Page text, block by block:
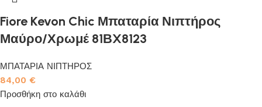
Fiore Kevon Chic Μπαταρία Νιπτήρος
Μαύρο/Χρωμέ 81ΒX8123
ΜΠΑΤΑΡΙΑ ΝΙΠΤΗΡΟΣ
84,00 €
Προσθήκη στο καλάθι